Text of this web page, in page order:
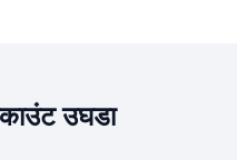
उघडा